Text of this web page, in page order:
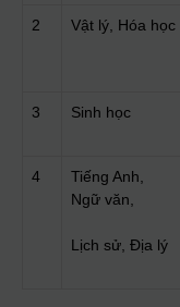
2 Vật lý, Hóa học
3 Sinh học
4
Tiếng Anh,
Ngữ văn,
Lịch sử, Địa lý